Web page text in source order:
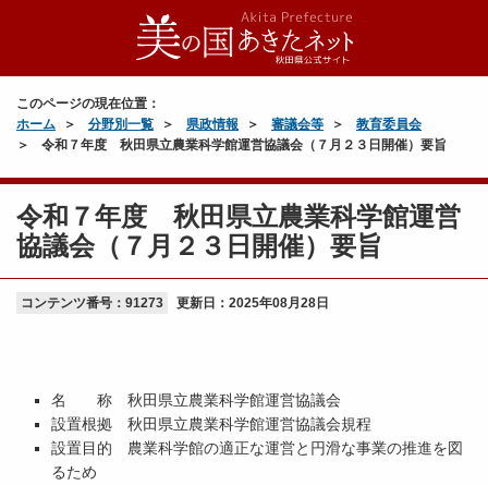
このページの現在位置：
ホーム
分野別一覧 県政情報 審議会等
教育委員会
令和７年度 秋田県立農業科学館運営協議会（７月２３日開催）要旨
令和７年度 秋田県立農業科学館運営
協議会（７月２３日開催）要旨
コンテンツ番号：91273 更新日： 2025年08月28日
名 称 秋田県立農業科学館運営協議会
設置根拠 秋田県立農業科学館運営協議会規程
設置目的 農業科学館の適正な運営と円滑な事業の推進を図
るため